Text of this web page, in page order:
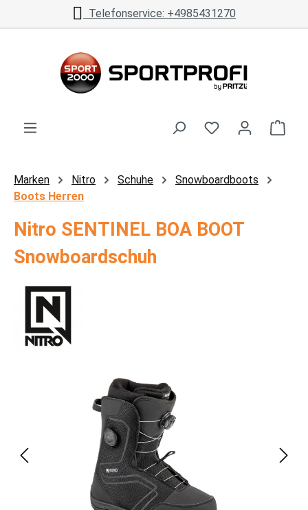
Zum Hauptinhalt springenTelefonservice: +4985431270
Marken Nitro Schuhe
Snowboardboots
Boots Herren
Nitro SENTINEL BOA BOOT
Snowboardschuh
Bildergalerie überspringen